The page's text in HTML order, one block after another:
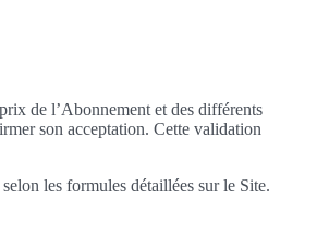
de l’Abonnement et des différents
son acceptation. Cette validation
les formules détaillées sur le Site.